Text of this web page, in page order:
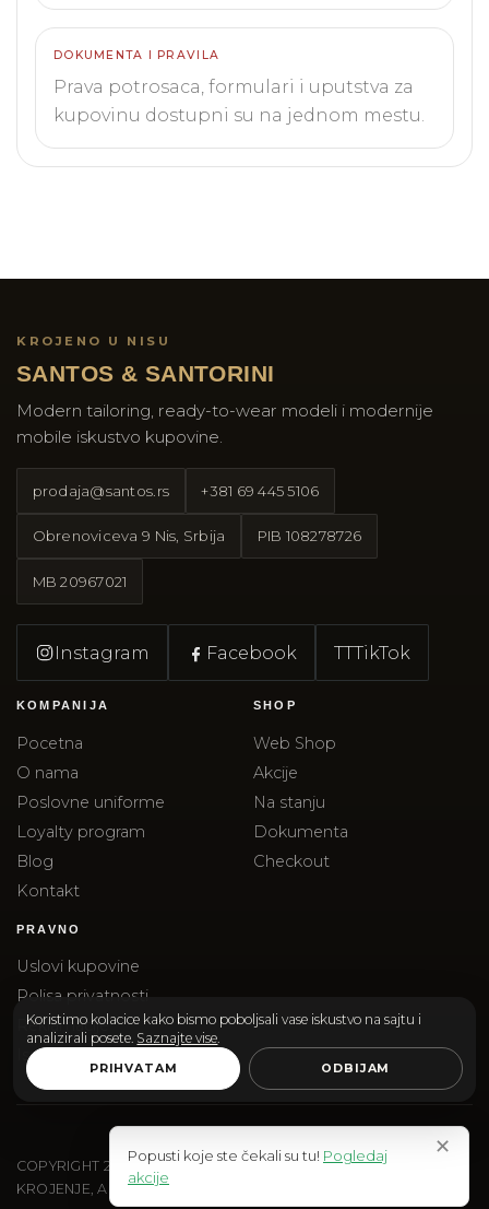
DOKUMENTA I PRAVILA
Prava potrosaca, formulari i uputstva za
kupovinu dostupni su na jednom mestu.
KROJENO U NISU
SANTOS & SANTORINI
Modern tailoring, ready-to-wear modeli i modernije
mobile iskustvo kupovine.
prodaja@santos.rs +381 69 445 5106
Obrenoviceva 9 Nis, Srbija PIB 108278726
MB20967021
Instagram Facebook TTTikTok
KOMPANIJA
Pocetna
O nama
Poslovne uniforme
Loyalty program
Blog
Kontakt
SHOP
Web Shop
Akcije
Na stanju
Dokumenta
Checkout
PRAVNO
Uslovi kupovine
Polisa privatnosti
Reklamacije
Isporuka
COPYRIGHT 2026 SANTOS & SANTORINI | SANTOS DOO
KROJENJE, AKSESOARI I EDITORIAL SHOPPING.
Koristimo kolacice kako bismo poboljsali vase iskustvo na sajtu i
analizirali posete. Saznajte vise
PRIHVATAM ODBIJAM
✕
Popusti koje ste čekali su tu! Pogledaj
akcije